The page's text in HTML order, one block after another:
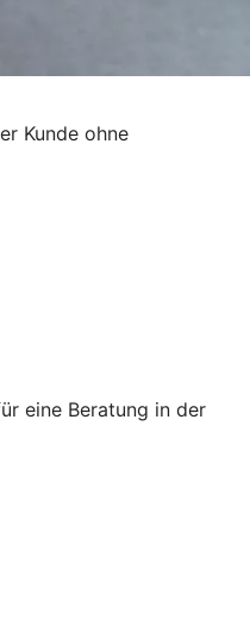
Kunde ohne
eine Beratung in der